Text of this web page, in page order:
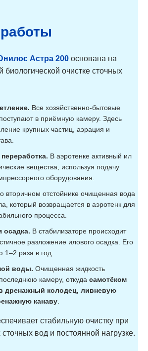
Астра 200 основана на
биологической очистке сточных
Все хозяйственно-бытовые
в приёмную камеру. Здесь
крупных частиц, аэрация и
В аэротенке активный ил
вещества, используя подачу
оборудования.
вторичном отстойнике очищенная вода
который возвращается в аэротенк для
процесса.
осадка. В стабилизаторе происходит
разложение илового осадка. Его
раза в год.
воды. Очищенная жидкость
камеру, откуда самотёком
дренажный колодец, ливневую
канаву
стабильную очистку при
вод и постоянной нагрузке.